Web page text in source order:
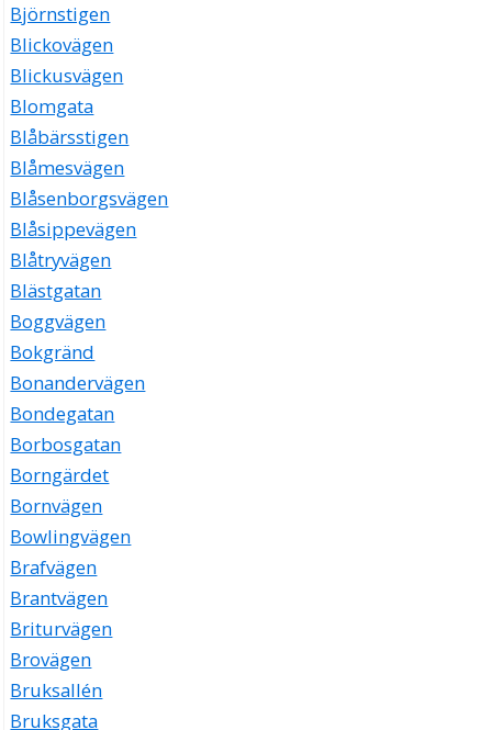
Björnstigen
Blickovägen
Blickusvägen
Blomgata
Blåbärsstigen
Blåmesvägen
Blåsenborgsvägen
Blåsippevägen
Blåtryvägen
Blästgatan
Boggvägen
Bokgränd
Bonandervägen
Bondegatan
Borbosgatan
Borngärdet
Bornvägen
Bowlingvägen
Brafvägen
Brantvägen
Briturvägen
Brovägen
Bruksallén
Bruksgata